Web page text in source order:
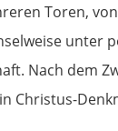
Toren,
unter
Nach dem
Christus-